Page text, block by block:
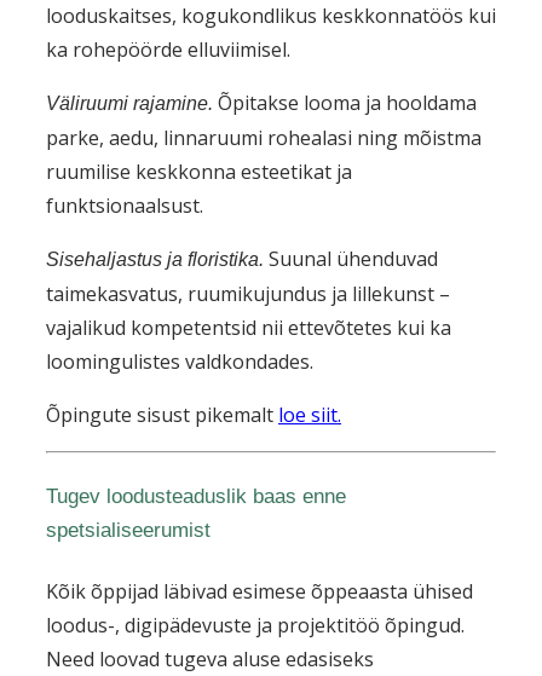
looduskaitses, kogukondlikus keskkonnatöös kui
ka rohepöörde elluviimisel.
Väliruumi rajamine. Õpitakse looma ja hooldama
parke, aedu, linnaruumi rohealasi ning mõistma
ruumilise keskkonna esteetikat ja
funktsionaalsust.
Sisehaljastus ja floristika. Suunal ühenduvad
taimekasvatus, ruumikujundus ja lillekunst –
vajalikud kompetentsid nii ettevõtetes kui ka
loomingulistes valdkondades.
Õpingute sisust pikemalt loe siit.
Tugev loodusteaduslik baas enne
spetsialiseerumist
Kõik õppijad läbivad esimese õppeaasta ühised
loodus-, digipädevuste ja projektitöö õpingud.
Need loovad tugeva aluse edasiseks